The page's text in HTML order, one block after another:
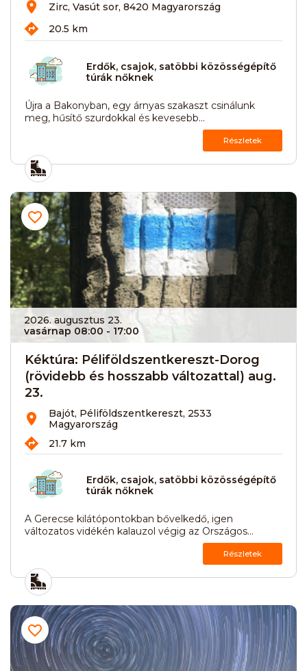
Zirc, Vasút sor, 8420 Magyarország
20.5 km
Erdők, csajok, satöbbi közösségépítő
túrák nőknek
Újra a Bakonyban, egy árnyas szakaszt csinálunk
meg, hűsítő szurdokkal és kevesebb...
Részletek
2026. augusztus 23.
vasárnap 08:00 - 17:00
Kéktúra: Péliföldszentkereszt-Dorog
(rövidebb és hosszabb változattal) aug.
23.
Bajót, Péliföldszentkereszt, 2533
Magyarország
21.7 km
Erdők, csajok, satöbbi közösségépítő
túrák nőknek
A Gerecse kilátópontokban bővelkedő, igen
változatos vidékén kalauzol végig az Országos...
Részletek